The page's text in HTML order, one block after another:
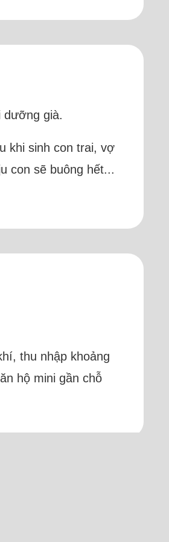
dưỡng già.
khi sinh con trai, vợ
con sẽ buông hết...
thu nhập khoảng
hộ mini gần chỗ